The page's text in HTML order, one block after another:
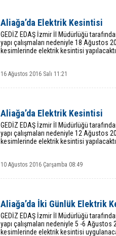
Aliağa’da Elektrik Kesintisi
GEDİZ EDAŞ İzmir İl Müdürlüğü
yapı çalışmaları nedeniyle 18 Ağustos
kesimlerinde elektrik kesintisi
16 Ağustos 2016 Salı 11:21
Aliağa’da Elektrik Kesintisi
GEDİZ EDAŞ İzmir İl Müdürlüğü
yapı çalışmaları nedeniyle 12 Ağustos
kesimlerinde elektrik kesintisi
10 Ağustos 2016 Çarşamba 08:49
Aliağa’da İki Günlük Elektrik
GEDİZ EDAŞ İzmir İl Müdürlüğü
yapı çalışmaları nedeniyle 5 -6 Ağustos
kesimlerinde elektrik kesintisi